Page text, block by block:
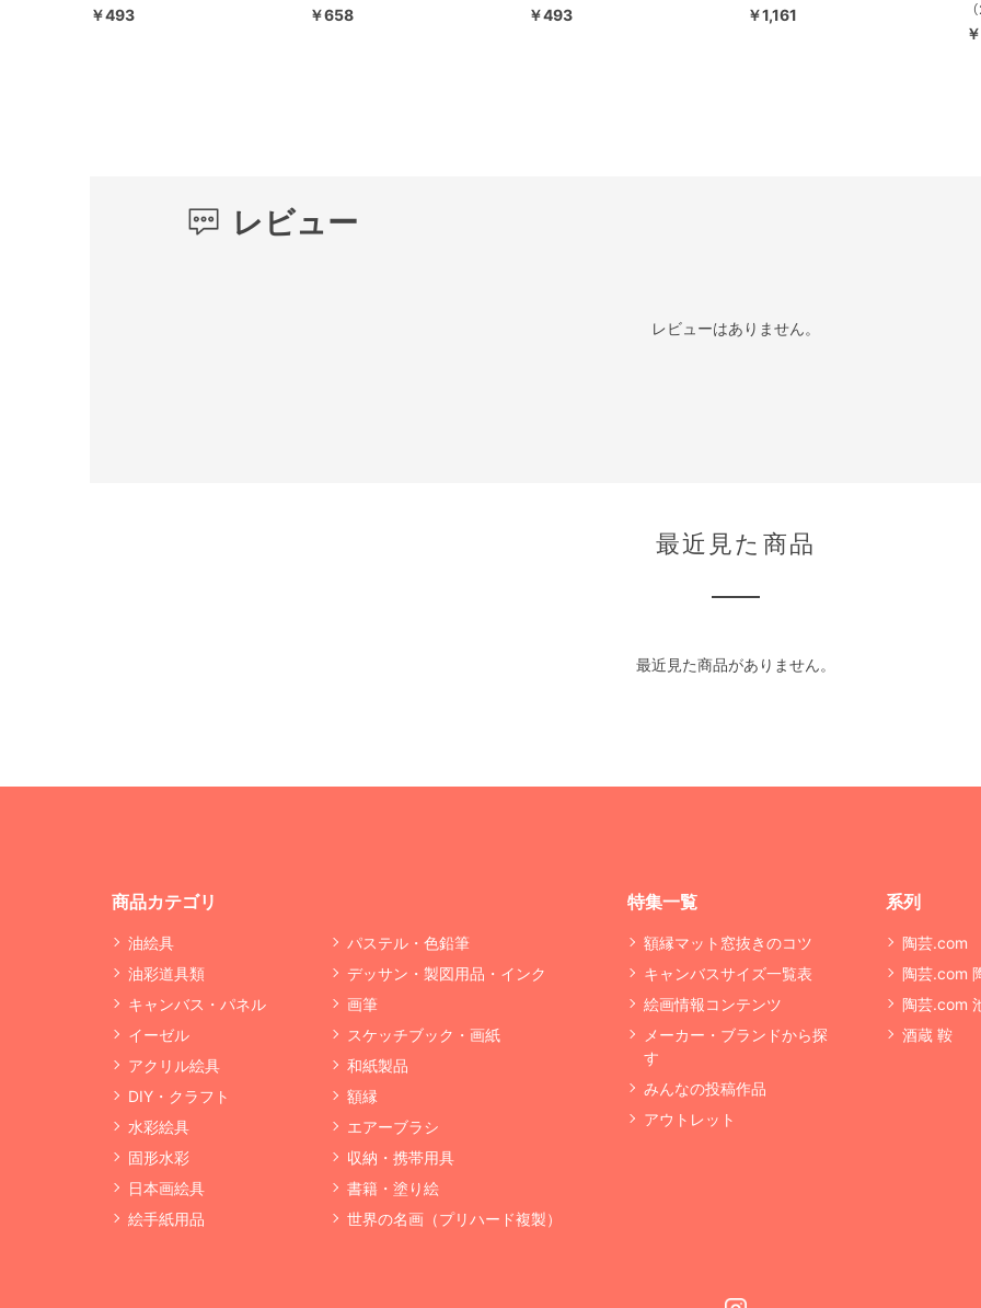
￥493
￥658
￥493
￥1,161
レビュー
レビューはありません。
最近見た商品
最近見た商品がありません。
商品カテゴリ
油絵具
油彩道具類
キャンバス・パネル
イーゼル
アクリル絵具
DIY・クラフト
水彩絵具
固形水彩
日本画絵具
絵手紙用品
パステル・色鉛筆
デッサン・製図用品・インク
画筆
スケッチブック・画紙
和紙製品
額縁
エアーブラシ
収納・携帯用具
書籍・塗り絵
世界の名画（プリハード複製）
特集一覧
額縁マット窓抜きのコツ
キャンバスサイズ一覧表
絵画情報コンテンツ
メーカー・ブランドから探
す
みんなの投稿作品
アウトレット
系列
陶芸.com
陶芸.com
陶芸.com
酒蔵 鞍